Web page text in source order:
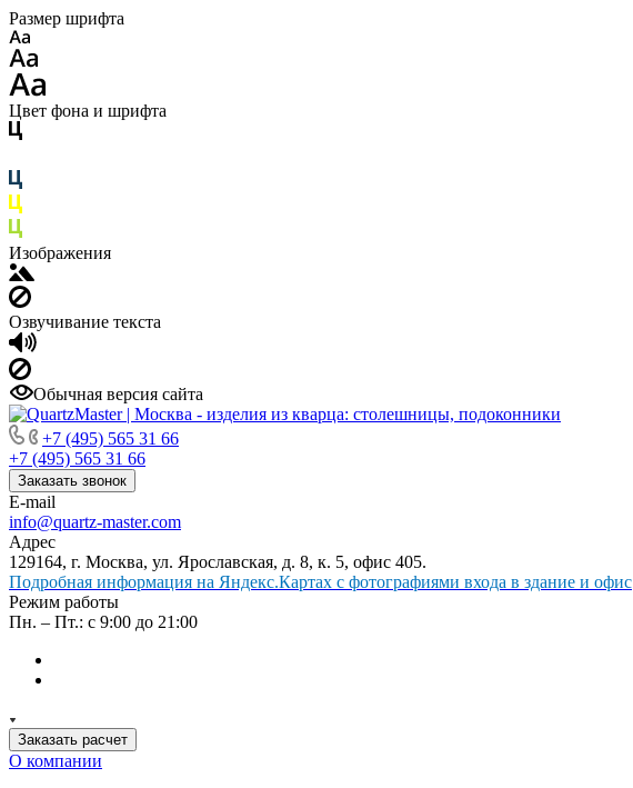
Размер шрифта
Цвет фона и шрифта
Изображения
Озвучивание текста
Обычная версия сайта
+7 (495) 565 31 66
+7 (495) 565 31 66
Заказать звонок
E-mail
info@quartz-master.com
Адрес
129164, г. Москва, ул. Ярославская, д. 8, к. 5, офис 405.
Подробная информация на Яндекс.Картах с фотографиями входа в здание и офис
Режим работы
Пн. – Пт.: с 9:00 до 21:00
Заказать расчет
О компании